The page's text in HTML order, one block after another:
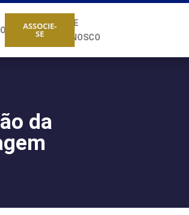
FALE
CONOSCO
ASSOCIE-
SE
da